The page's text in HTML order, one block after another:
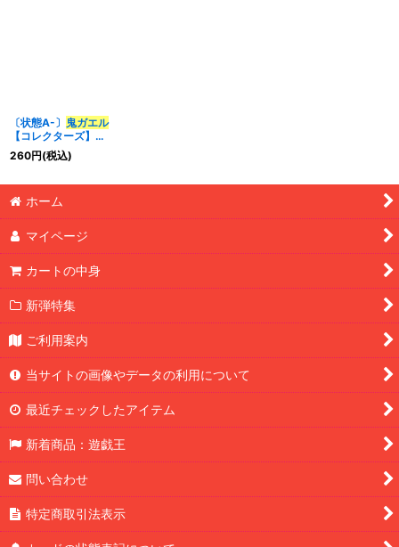
〔状態A-〕 鬼ガエル
【コレクターズ】
{RC03-JP003}《モン
スター》
260円(税込)
ホーム
マイページ
カートの中身
新弾特集
ご利用案内
当サイトの画像やデータの利用について
最近チェックしたアイテム
新着商品：遊戯王
問い合わせ
特定商取引法表示